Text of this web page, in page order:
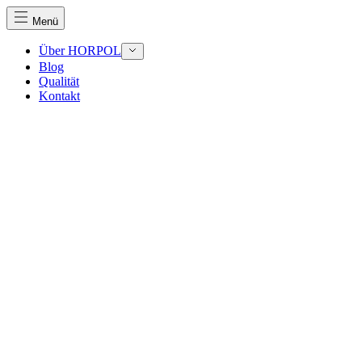
Menü
Über HORPOL
Blog
Qualität
Kontakt